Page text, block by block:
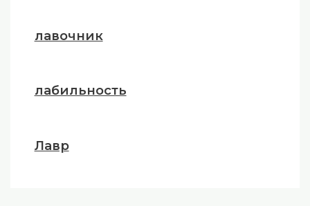
лавочник
лабильность
Лавр